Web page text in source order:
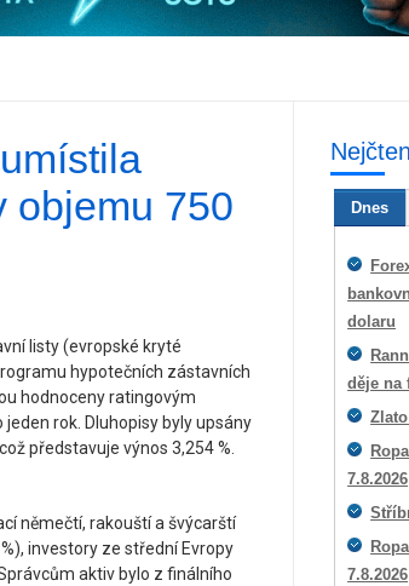
Tapeby TradingView
objemu 750
listy (evropské kryté
hypotečních zástavních
hodnoceny ratingovým
rok. Dluhopisy byly upsány
představuje výnos 3,254 %.
němečtí, rakouští a švýcarští
investory ze střední Evropy
aktiv bylo z finálního
Dnes
dolaru
děje na
7.8.2026
7.8.2026